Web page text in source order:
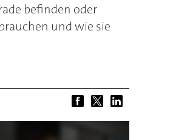
befinden oder
und wie sie